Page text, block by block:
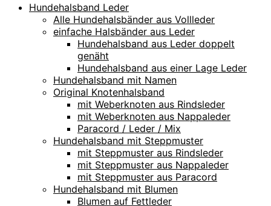
Hundehalsband Leder
Alle Hundehalsbänder aus Vollleder
einfache Halsbänder aus Leder
Hundehalsband aus Leder doppelt
genäht
Hundehalsband aus einer Lage Leder
Hundehalsband mit Namen
Original Knotenhalsband
mit Weberknoten aus Rindsleder
mit Weberknoten aus Nappaleder
Paracord / Leder / Mix
Hundehalsband mit Steppmuster
mit Steppmuster aus Rindsleder
mit Steppmuster aus Nappaleder
mit Steppmuster aus Paracord
Hundehalsband mit Blumen
Blumen auf Fettleder